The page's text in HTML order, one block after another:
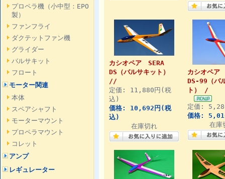
プロペラ機（小中型：EPO
製）
ファンフライ
ダクテットファン機
グライダー
バルサキット
フロート
モーター関連
本体
スペアシャフト
モーターマウント
プロペラマウント
コレット
アンプ
レギュレーター
カシオペア SERA
DS（バルサキット）
//
定価: 11,880円(税
込)
価格: 10,692円(税
込)
在庫切れ
カシオペア
DS-99（バ
ト） /
定価:
価格:
在庫